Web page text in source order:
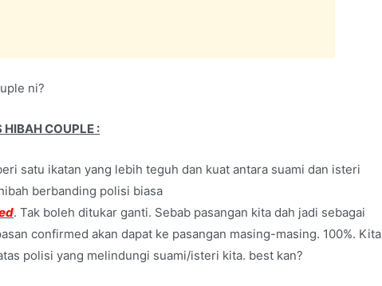
ni?
COUPLE :
satu ikatan yang lebih teguh dan kuat antara suami dan isteri
berbanding polisi biasa
. Tak boleh ditukar ganti. Sebab pasangan kita dah jadi sebagai
confirmed akan dapat ke pasangan masing-masing. 100%. Kita
polisi yang melindungi suami/isteri kita. best kan?